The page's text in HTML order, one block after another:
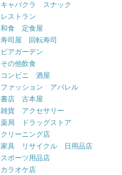
キャバクラ スナック
レストラン
和食 定食屋
寿司屋 回転寿司
ビアガーデン
その他飲食
コンビニ 酒屋
ファッション アパレル
書店 古本屋
雑貨 アクセサリー
薬局 ドラッグストア
クリーニング店
家具 リサイクル 日用品店
スポーツ用品店
カラオケ店